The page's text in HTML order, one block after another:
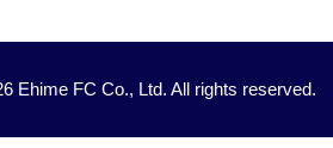
Ehime FC Co., Ltd. All rights reserved.